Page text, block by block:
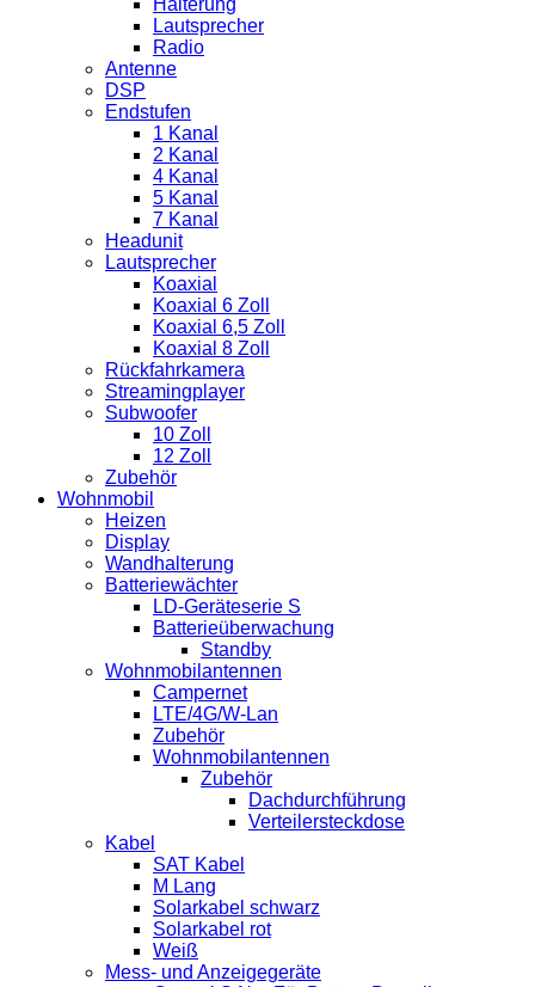
Halterung
Lautsprecher
Radio
Antenne
DSP
Endstufen
1 Kanal
2 Kanal
4 Kanal
5 Kanal
7 Kanal
Headunit
Lautsprecher
Koaxial
Koaxial 6 Zoll
Koaxial 6,5 Zoll
Koaxial 8 Zoll
Rückfahrkamera
Streamingplayer
Subwoofer
10 Zoll
12 Zoll
Zubehör
Wohnmobil
Heizen
Display
Wandhalterung
Batteriewächter
LD-Geräteserie S
Batterieüberwachung
Standby
Wohnmobilantennen
Campernet
LTE/4G/W-Lan
Zubehör
Wohnmobilantennen
Zubehör
Dachdurchführung
Verteilersteckdose
Kabel
SAT Kabel
M Lang
Solarkabel schwarz
Solarkabel rot
Weiß
Mess- und Anzeigegeräte